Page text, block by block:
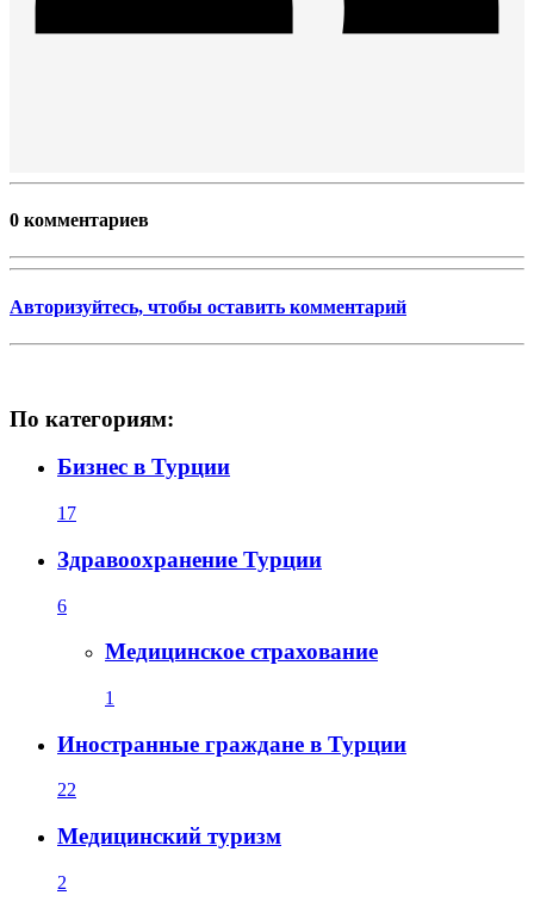
0 комментариев
Авторизуйтесь, чтобы оставить комментарий
По категориям:
Бизнес в Турции
17
Здравоохранение Турции
6
Медицинское страхование
1
Иностранные граждане в Турции
22
Медицинский туризм
2